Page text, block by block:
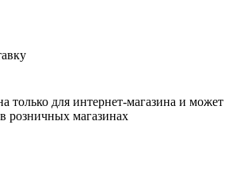
только для интернет-магазина и может
розничных магазинах